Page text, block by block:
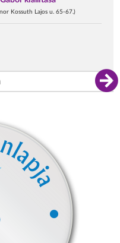
Kossuth Lajos u. 65-67.)